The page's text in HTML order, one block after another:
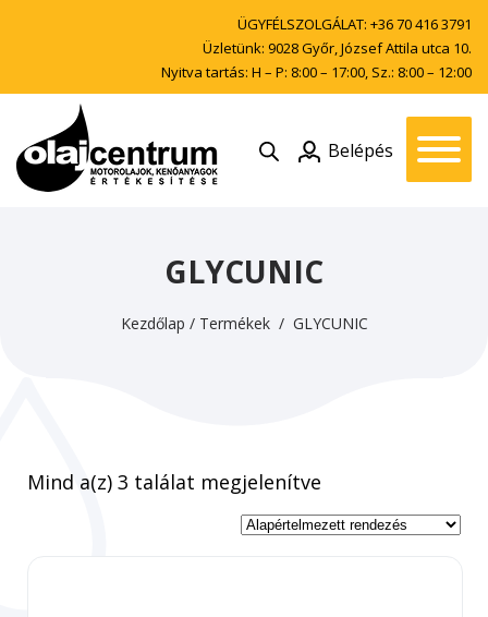
ÜGYFÉLSZOLGÁLAT: +36 70 416 3791
Üzletünk: 9028 Győr, József Attila utca 10.
Nyitva tartás: H – P: 8:00 – 17:00, Sz.: 8:00 – 12:00
Belépés
GLYCUNIC
Kezdőlap / Termékek/ GLYCUNIC
Mind a(z) 3 találat megjelenítve